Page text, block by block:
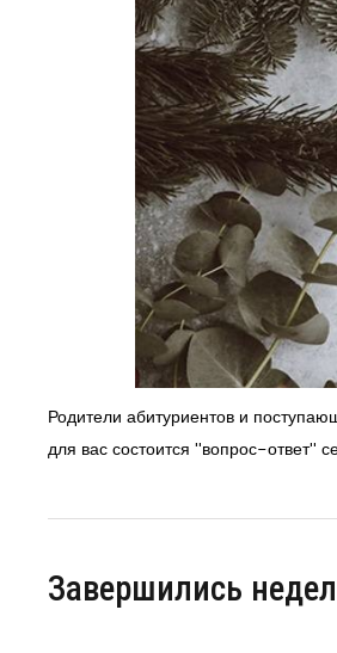
Родители абитуриентов и
для вас состоится "вопрос-ответ"
Завершились